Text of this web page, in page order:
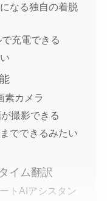
なる独自の着脱
充電できる
素カメラ
撮影できる
でできるみたい
イム翻訳
トAIアシスタン